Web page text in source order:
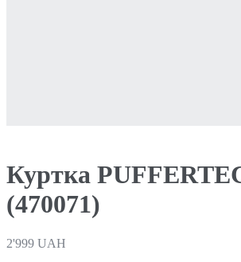
Куртка
(470071)
2'999 UAH